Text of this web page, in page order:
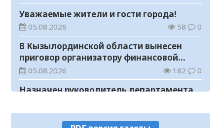
Уважаемые жители и гости города!
05.08.2026 58 0
В Кызылординской области вынесен
приговор организатору финансовой
пирамиды
05.08.2026 182 0
Назначен руководитель департамента
специальным учетам по
Кызылординской области
05.08.2026 78 0